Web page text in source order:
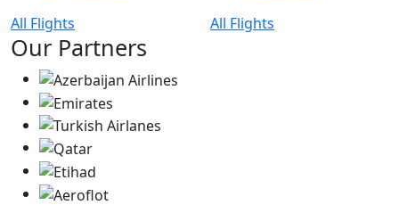
All Flights
All Flights
Our Partners